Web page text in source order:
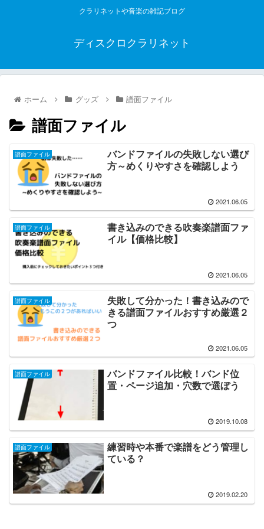
クラリネットや音楽の雑記ブログ
ディスクロクラリネット
ホーム グッズ 譜面ファイル
譜面ファイル
譜面ファイル
バンドファイルの失敗しない選び
方～めくりやすさを確認しよう
2021.06.05
譜面ファイル
書き込みのできる吹奏楽譜面ファ
イル【価格比較】
2021.06.05
譜面ファイル
失敗して分かった！書き込みので
きる譜面ファイルおすすめ厳選２
つ
2021.06.05
譜面ファイル
バンドファイル比較！バンド位
置・ページ追加・穴数で選ぼう
2019.10.08
譜面ファイル
練習時や本番で楽譜をどう管理し
ている？
2019.02.20